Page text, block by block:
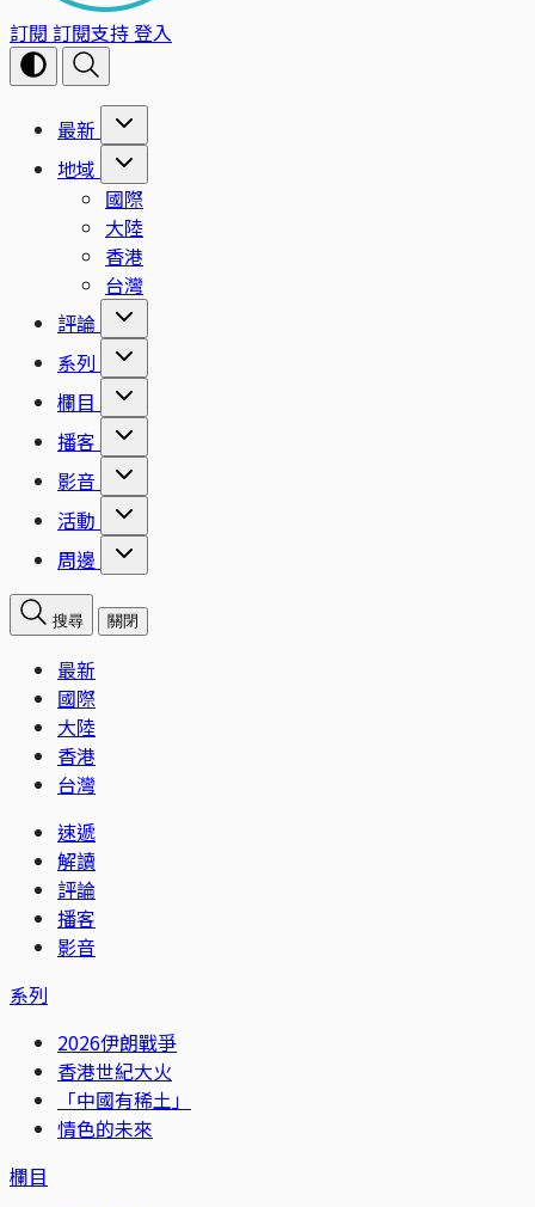
訂閱 訂閱支持登入
最新
地域
國際
大陸
香港
台灣
評論
系列
欄目
播客
影音
活動
周邊
搜尋 關閉
最新
國際
大陸
香港
台灣
速遞
解讀
評論
播客
影音
系列
2026伊朗戰爭
香港世紀大火
「中國有稀土」
情色的未來
欄目